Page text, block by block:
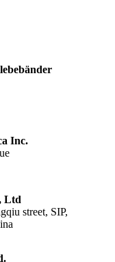
Inc.
Ltd
street, SIP,